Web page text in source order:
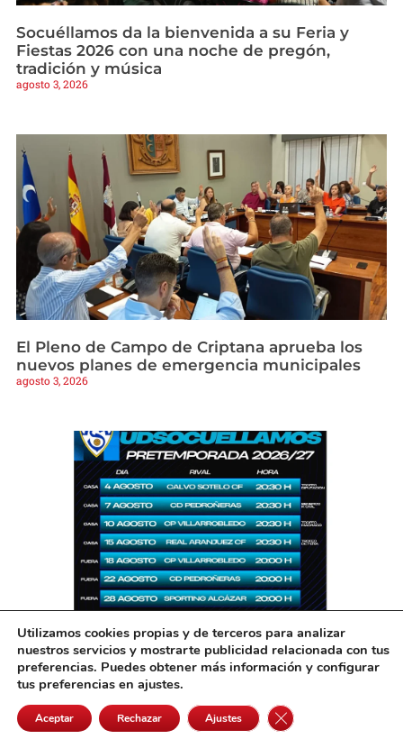
Socuéllamos da la bienvenida a su Feria y
Fiestas 2026 con una noche de pregón,
tradición y música
agosto 3, 2026
El Pleno de Campo de Criptana aprueba los
nuevos planes de emergencia municipales
agosto 3, 2026
El Yugo UD Socuéllamos inicia su
pretemporada con siete amistosos antes del
debut liguero
agosto 3, 2026
Utilizamos cookies propias y de terceros para analizar
nuestros servicios y mostrarte publicidad relacionada con tus
preferencias. Puedes obtener más información y configurar
tus preferencias en ajustes.
Aceptar Rechazar Ajustes Cerrar el banner de